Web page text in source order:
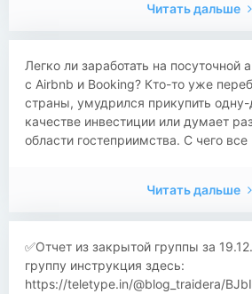
Читать дальше
​​Легко ли заработать на посуточной
с Airbnb и Booking? Кто-то уже
страны, умудрился прикупить
качестве инвестиции или думает
области гостеприимства. С чего
Читать дальше
​​✅Отчет из закрытой группы за
группу инструкция здесь:
https://teletype.in/@blog_traidera/